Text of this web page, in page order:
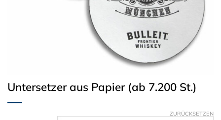
Untersetzer aus Papier (ab 7.200 St.)
ZURÜCKSETZEN